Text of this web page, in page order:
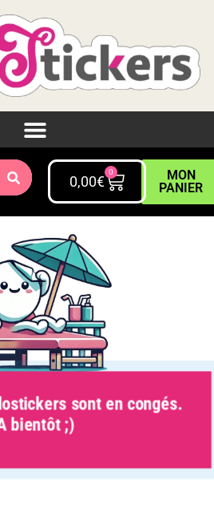
0,00€
0
MON
PANIER
sont en congés.
bientôt ;)